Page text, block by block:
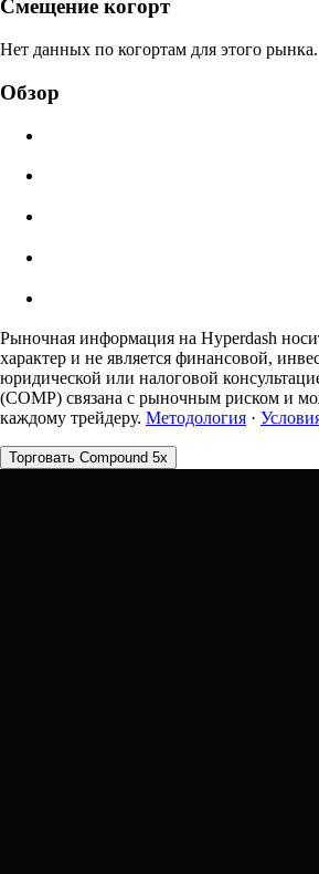
N/A
0.0450% / 0.0150%
Смещение когорт
Нет данных по когортам для этого рынка.
Обзор
Рыночная информация на Hyperdash
характер и не является финансовой,
юридической или налоговой
(COMP) связана с рыночным риском и
каждому трейдеру. Методология ·
Торговать Compound 5x